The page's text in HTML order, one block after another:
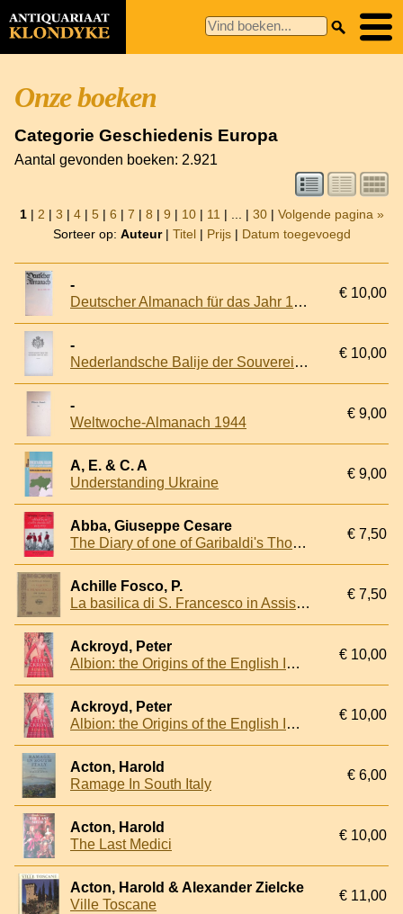
Onze boeken
Categorie Geschiedenis Europa
Aantal gevonden boeken: 2.921
1| 2 | 3 | 4| 5 | 6 | 7 | 8 | 9 | 10| 11 | ... | 30| Volgende pagina »
Sorteer op: Auteur| Titel| Prijs| Datum toegevoegd
-
Deutscher Almanach für das Jahr 1934.
€ 10,00
-
Nederlandsche Balije der Souvereine Orde van Malta in het Malthezer Ridderhuis te Utrecht, 1 januari 1921
€ 10,00
-
Weltwoche-Almanach 1944
€ 9,00
A, E. & C. A
Understanding Ukraine
€ 9,00
Abba, Giuseppe Cesare
The Diary of one of Garibaldi's Thousand. Translated with an Introduction by E.R. Vincent.
€ 7,50
Achille Fosco, P.
La basilica di S. Francesco in Assisi. Guida illustrata
€ 7,50
Ackroyd, Peter
Albion: the Origins of the English Imagination
€ 10,00
Ackroyd, Peter
Albion: the Origins of the English Imagination
€ 10,00
Acton, Harold
Ramage In South Italy
€ 6,00
Acton, Harold
The Last Medici
€ 10,00
Acton, Harold & Alexander Zielcke
Ville Toscane
€ 11,00